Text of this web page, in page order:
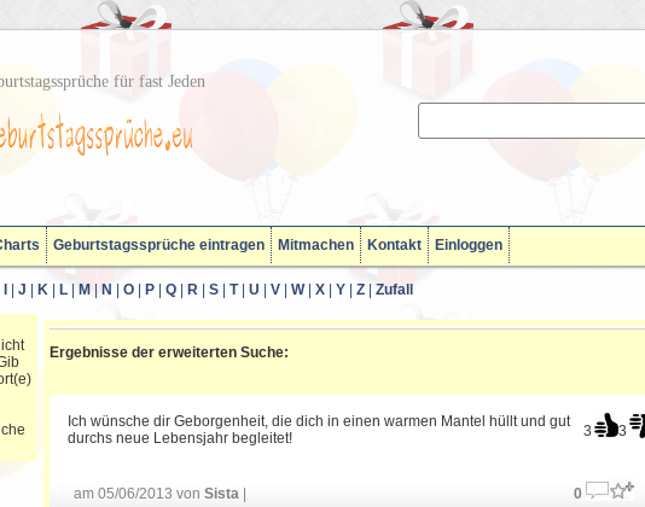
für fast Jeden
Geburtstagssprüche eintragen Mitmachen Kontakt Einloggen
J K L M N O P Q R S T| U V W| X Y Z Zufall
Ergebnisse der erweiterten Suche:
3 3
Ich wünsche dir Geborgenheit, die dich in einen warmen Mantel hüllt und gut
durchs neue Lebensjahr begleitet!
am 05/06/2013 von Sista 0